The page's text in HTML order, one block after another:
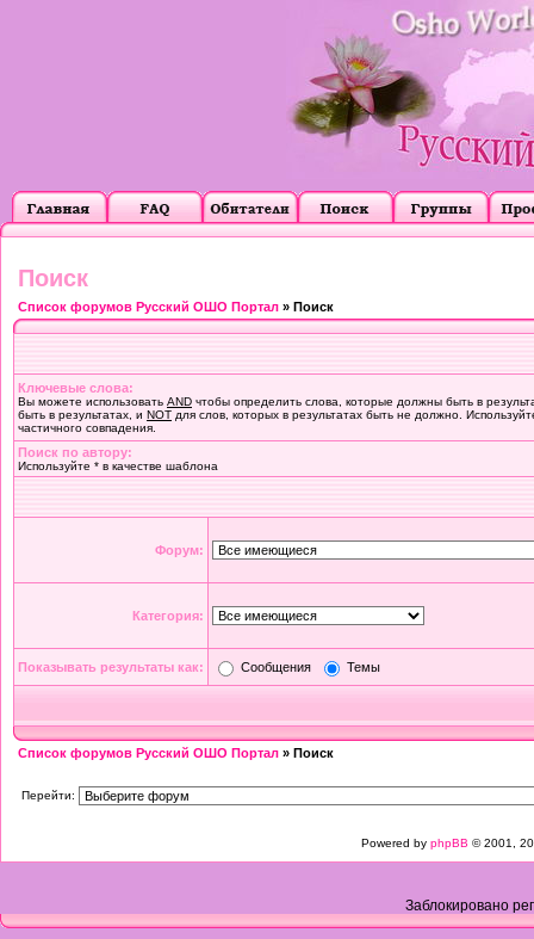
Поиск
Список форумов Русский ОШО Портал » Поиск
Ключевые слова:
Вы можете использовать AND чтобы определить слова, которые должны быть в
быть в результатах, и NOT для слов, которых в результатах быть не должно.
частичного совпадения.
Поиск по автору:
Используйте * в качестве шаблона
Форум:
Категория:
Показывать результаты как: Сообщения Темы
Список форумов Русский ОШО Портал » Поиск
Перейти:
Powered by phpBB © 2001,
Заблокировано